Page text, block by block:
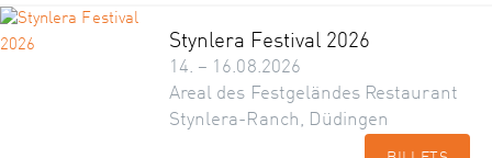
Stynlera Festival 2026
14. – 16.08.2026
Areal des Festgeländes Restaurant
Stynlera-Ranch, Düdingen